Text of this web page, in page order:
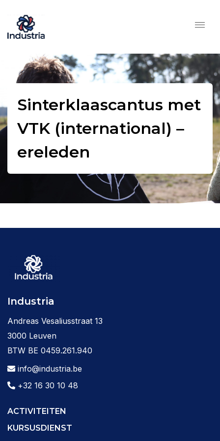
Sinterklaascantus met
VTK (international) –
ereleden
Industria
Andreas Vesaliusstraat 13
3000 Leuven
BTW BE 0459.261.940
info@industria.be
+32 16 30 10 48
ACTIVITEITEN
KURSUSDIENST